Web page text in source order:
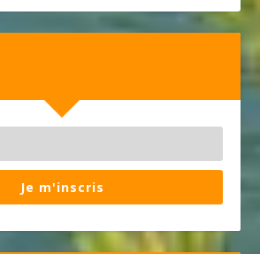
Je m'inscris